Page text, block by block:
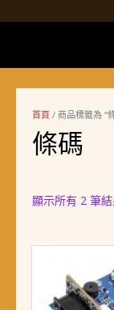
首頁 / 商品標籤為 “
條碼
顯示所有 2 筆